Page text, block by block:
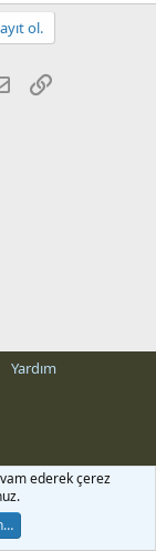
ol.
E-posta
Yardım
ederek çerez